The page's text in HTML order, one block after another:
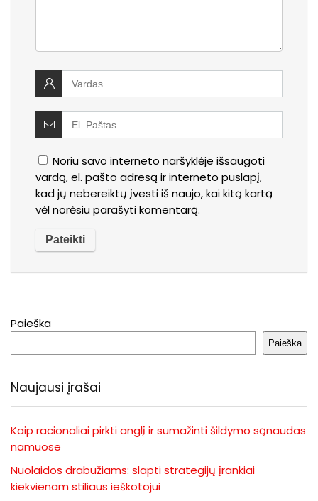
Noriu savo interneto naršyklėje išsaugoti
vardą, el. pašto adresą ir interneto puslapį,
kad jų nebereiktų įvesti iš naujo, kai kitą kartą
vėl norėsiu parašyti komentarą.
Paieška
Paieška
Naujausi įrašai
Kaip racionaliai pirkti anglį ir sumažinti šildymo sąnaudas
namuose
Nuolaidos drabužiams: slapti strategijų įrankiai
kiekvienam stiliaus ieškotojui